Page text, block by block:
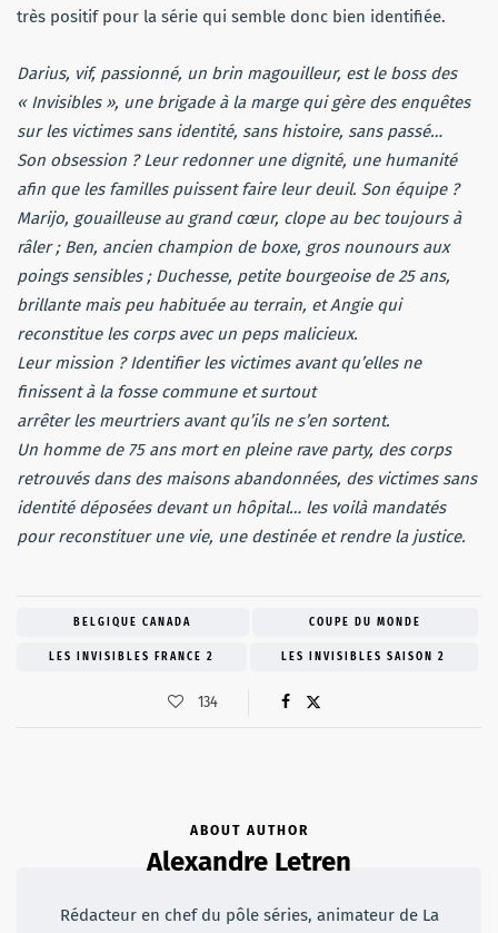
très positif pour la série qui semble donc bien identifiée.
Darius, vif, passionné, un brin magouilleur, est le boss des
« Invisibles », une brigade à la marge qui gère des enquêtes
sur les victimes sans identité, sans histoire, sans passé…
Son obsession ? Leur redonner une dignité, une humanité
afin que les familles puissent faire leur deuil. Son équipe ?
Marijo, gouailleuse au grand cœur, clope au bec toujours à
râler ; Ben, ancien champion de boxe, gros nounours aux
poings sensibles ; Duchesse, petite bourgeoise de 25 ans,
brillante mais peu habituée au terrain, et Angie qui
reconstitue les corps avec un peps malicieux.
Leur mission ? Identifier les victimes avant qu’elles ne
finissent à la fosse commune et surtout
arrêter les meurtriers avant qu’ils ne s’en sortent.
Un homme de 75 ans mort en pleine rave party, des corps
retrouvés dans des maisons abandonnées, des victimes sans
identité déposées devant un hôpital… les voilà mandatés
pour reconstituer une vie, une destinée et rendre la justice.
BELGIQUE CANADA COUPE DU MONDE
LES INVISIBLES FRANCE 2 LES INVISIBLES SAISON 2
134
ABOUT AUTHOR
Alexandre Letren
Rédacteur en chef du pôle séries, animateur de La